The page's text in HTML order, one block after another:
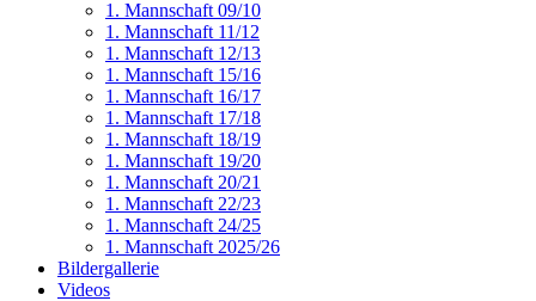
1. Mannschaft 09/10
1. Mannschaft 11/12
1. Mannschaft 12/13
1. Mannschaft 15/16
1. Mannschaft 16/17
1. Mannschaft 17/18
1. Mannschaft 18/19
1. Mannschaft 19/20
1. Mannschaft 20/21
1. Mannschaft 22/23
1. Mannschaft 24/25
1. Mannschaft 2025/26
Bildergallerie
Videos